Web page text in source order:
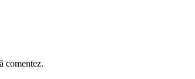
comentez.